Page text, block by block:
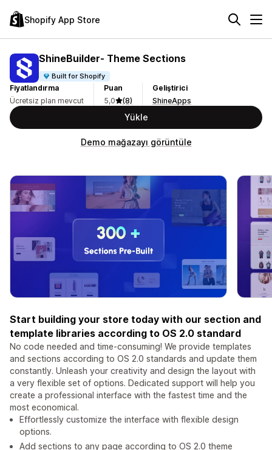
Shopify App Store
ShineBuilder‑ Theme Sections
Built for Shopify
Fiyatlandırma
Ücretsiz plan mevcut
Puan
5,0
(8)
Geliştirici
ShineApps
Yükle
Demo mağazayı görüntüle
Start building your store today with our section and
template libraries according to OS 2.0 standard
No code needed and time-consuming! We provide templates
and sections according to OS 2.0 standards and update them
constantly. Unleash your creativity and design the layout with
a very flexible set of options. Dedicated support will help you
create a professional interface with the fastest time and the
most economical.
Effortlessly customize the interface with flexible design
options.
Add sections to any page according to OS 2.0 theme